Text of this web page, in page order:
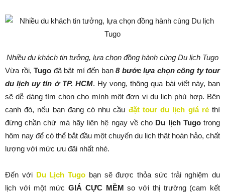
Nhiều du khách tin tưởng, lựa chọn đồng hành cùng Du lịch Tugo
Vừa rồi, Tugo đã bật mí đến bạn 8 bước lựa chọn công ty tour
du lịch uy tín ở TP. HCM. Hy vọng, thông qua bài viết này, bạn
sẽ dễ dàng tìm chọn cho mình một đơn vị du lịch phù hợp. Bên
cạnh đó, nếu bạn đang có nhu cầu đặt tour du lịch giá rẻthì
đừng chần chừ mà hãy liên hệ ngay về cho Du lịch Tugotrong
hôm nay để có thể bắt đầu một chuyến du lịch thật hoàn hảo, chất
lượng với mức ưu đãi nhất nhé.
Đến với Du Lịch Tugo bạn sẽ được thỏa sức trải nghiệm du
lịch với một mức GIÁ CỰC MỀM so với thị trường (cam kết